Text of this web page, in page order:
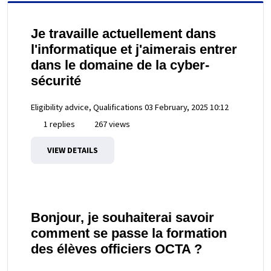
Je travaille actuellement dans
l'informatique et j'aimerais entrer
dans le domaine de la cyber-
sécurité
Eligibility advice, Qualifications 03 February, 2025 10:12
1 replies
267 views
VIEW DETAILS
Bonjour, je souhaiterai savoir
comment se passe la formation
des élèves officiers OCTA ?